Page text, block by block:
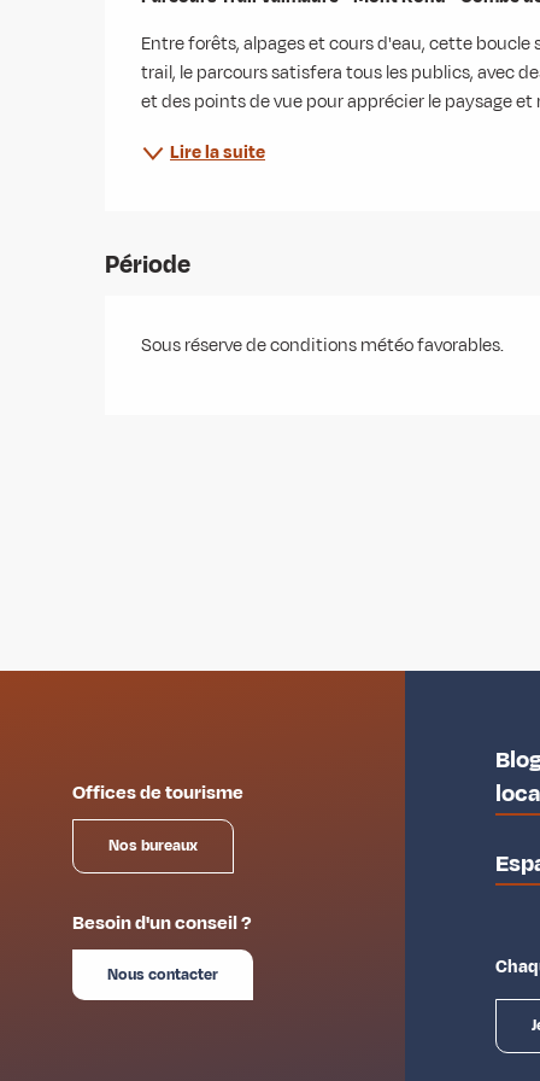
Entre forêts, alpages et cours d'eau, cette
trail, le parcours satisfera tous les publics, avec
et des points de vue pour apprécier le paysage
Lire la suite
Période
Sous réserve de conditions météo favorables.
Offices de tourisme
Nos bureaux
Besoin d'un conseil ?
Nous contacter